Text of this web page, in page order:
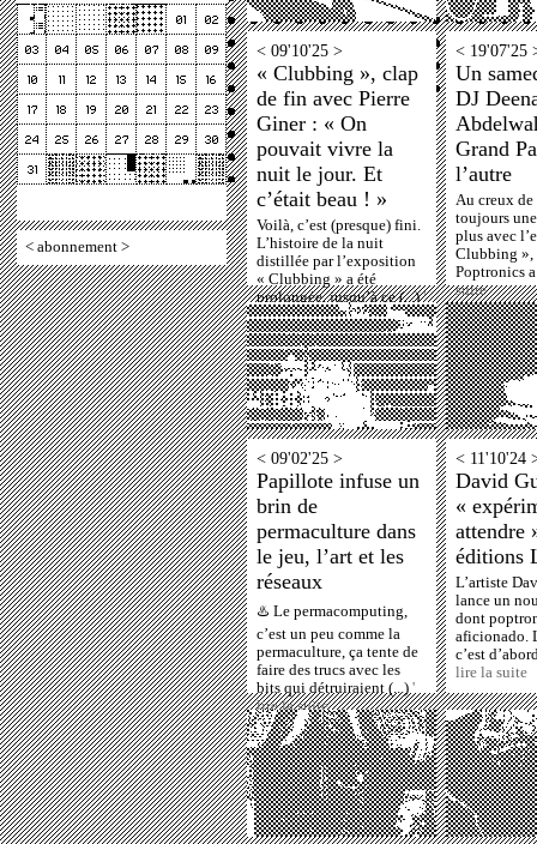
< abonnement >
< 09'10'25 >
« Clubbing », clap
de fin avec Pierre
Giner : « On
pouvait vivre la
nuit le jour. Et
c’était beau ! »
Voilà, c’est (presque) fini.
L’histoire de la nuit
distillée par l’exposition
« Clubbing » a été
prolongée, jusqu’à ce (...)'
lire la suite
< 19'07'25
Un
DJ
Grand
l’autre
Au creux de
toujours
plus avec
Clubbing »,
Poptronics
suite
< 09'02'25 >
Papillote infuse un
brin de
permaculture dans
le jeu, l’art et les
réseaux
♨️ Le permacomputing,
c’est un peu comme la
permaculture, ça tente de
faire des trucs avec les
bits qui détruiraient (...) '
lire la suite
< 11'10'24
David
«
attendre
éditions
L’artiste
lance un
dont
aficionado.
c’est
lire la suite